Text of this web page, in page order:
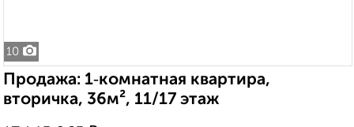
10
Продажа: 1‑комнатная квартира,
вторичка, 36м², 11/17 этаж